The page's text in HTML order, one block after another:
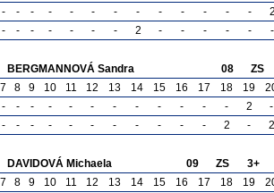
- - - - - - - - - - - - -
- - - - - - - 2 - - - - - -
BERGMANNOVÁ Sandra 08
ZS
7 8 9 10 11 12 13 14 15 16 17 18 19
- - - - - - - - - - - - 2
-
- - - - - - - - - - - 2 - 2
DAVIDOVÁ Michaela 09 ZS
3+
7 8 9 10 11 12 13 14 15 16 17 18 19